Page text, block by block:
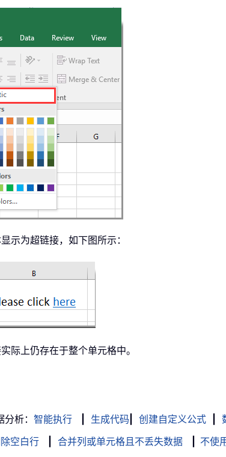
示为超链接，如下图所示：
际上仍存在于整个单元格中。
析： 智能执行 生成代码 创建自定义公式
空白行 合并列或单元格且不丢失数据 不使